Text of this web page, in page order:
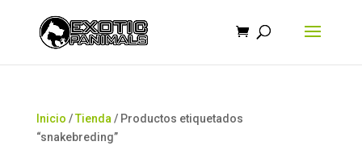
Inicio /Tienda / Productos etiquetados
“snakebreding”